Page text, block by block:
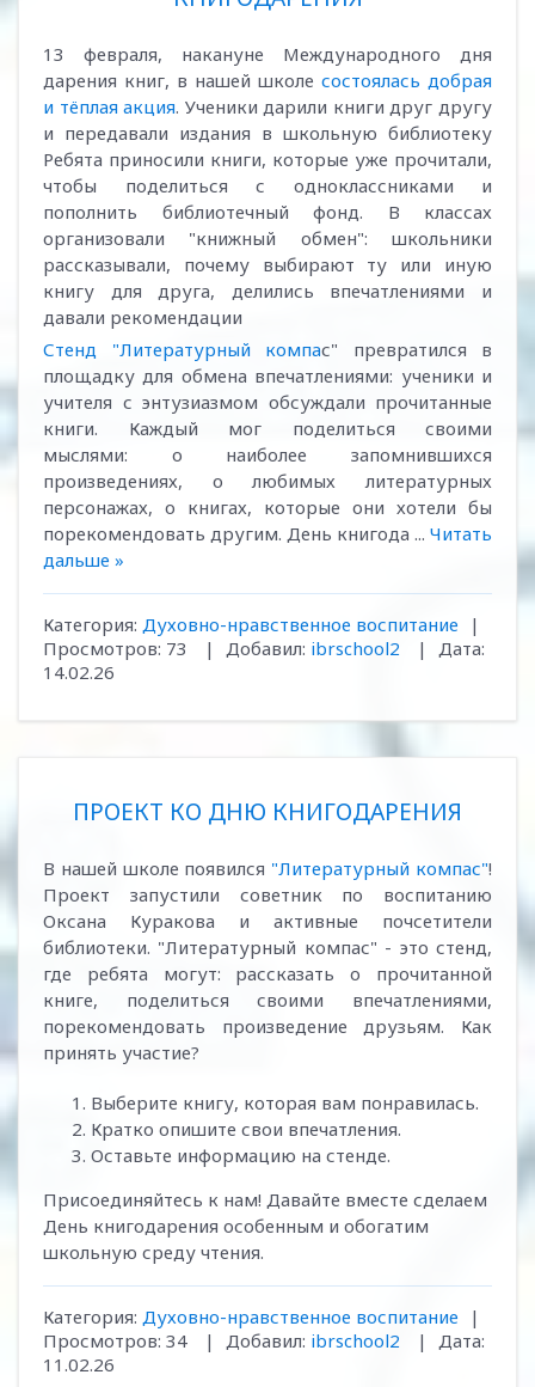
13 февраля, накануне Международного дня
дарения книг, в нашей школе состоялась добрая
и тёплая акция. Ученики дарили книги друг другу
и передавали издания в школьную библиотеку
Ребята приносили книги, которые уже прочитали,
чтобы поделиться с одноклассниками и
пополнить библиотечный фонд. В классах
организовали "книжный обмен": школьники
рассказывали, почему выбирают ту или иную
книгу для друга, делились впечатлениями и
давали рекомендации
Стенд "Литературный компас" превратился в
площадку для обмена впечатлениями: ученики и
учителя с энтузиазмом обсуждали прочитанные
книги. Каждый мог поделиться своими
мыслями: о наиболее запомнившихся
произведениях, о любимых литературных
персонажах, о книгах, которые они хотели бы
порекомендовать другим. День книгода ... Читать
дальше »
Категория: Духовно-нравственное воспитание
|
Просмотров: 73 | Добавил: ibrschool2 |
Дата:
14.02.26
ПРОЕКТ КО ДНЮ КНИГОДАРЕНИЯ
В нашей школе появился "Литературный компас"!
Проект запустили советник по воспитанию
Оксана Куракова и активные почсетители
библиотеки. "Литературный компас" - это стенд,
где ребята могут: рассказать о прочитанной
книге, поделиться своими впечатлениями,
порекомендовать произведение друзьям. Как
принять участие?
Выберите книгу, которая вам понравилась.
Кратко опишите свои впечатления.
Оставьте информацию на стенде.
Присоединяйтесь к нам! Давайте вместе сделаем
День книгодарения особенным и обогатим
школьную среду чтения.
Категория: Духовно-нравственное воспитание
|
Просмотров: 34 | Добавил: ibrschool2 |
Дата:
11.02.26